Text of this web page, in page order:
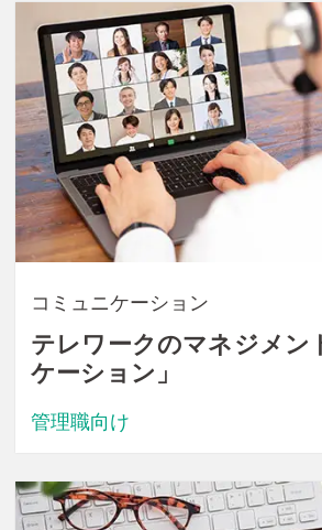
コミュニケーション
テレワークのマネジメン
ケーション」
管理職向け